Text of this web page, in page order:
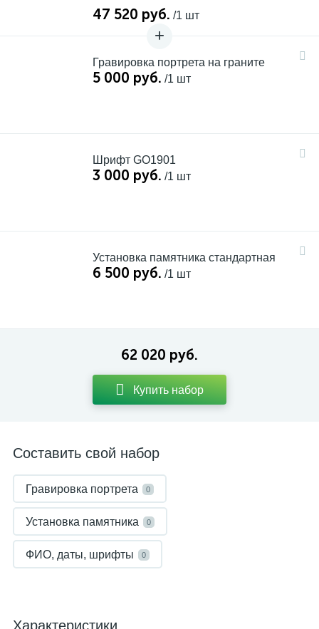
47 520 руб. /1 шт
Гравировка портрета на граните
5 000 руб. /1 шт
Шрифт GO1901
3 000 руб. /1 шт
Установка памятника стандартная
6 500 руб. /1 шт
62 020 руб.
Купить набор
Составить свой набор
Гравировка портрета 0
Установка памятника 0
ФИО, даты, шрифты 0
Характеристики